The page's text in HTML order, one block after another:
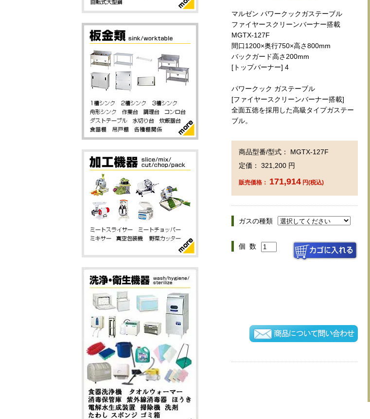
マルゼン パワークックガステーブル
ファイヤースクリーンバーナー搭載
MGTX-127F
間口1200×奥行750×高さ800mm
バックガード高さ200mm
[トップバーナー] 4
パワークック ガステーブル
[ファイヤースクリーンバーナー搭載]
全面五徳を採用した高級タイプガステー
ブル。
商品型番/型式： MGTX-127F
定価： 321,200 円
販売価格： 171,914 円(税込)
ガスの種類
個 数